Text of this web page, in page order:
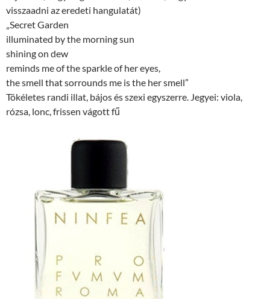
visszaadni az eredeti hangulatát)
„Secret Garden
illuminated by the morning sun
shining on dew
reminds me of the sparkle of her eyes,
the smell that sorrounds me is the her smell”
Tökéletes randi illat, bájos és szexi egyszerre. Jegyei: viola,
rózsa, lonc, frissen vágott fű